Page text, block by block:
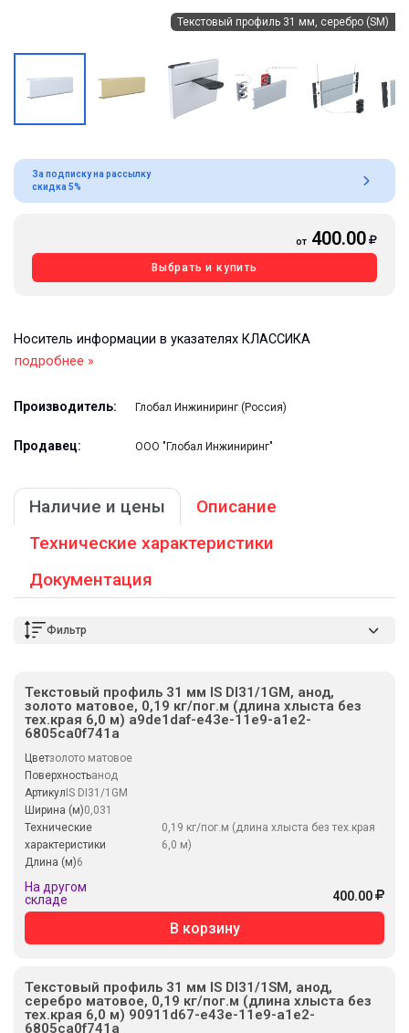
Текстовый профиль 31 мм, серебро (SM)
За подписку на рассылку
скидка 5%
от 400.00
Выбрать и купить
Носитель информации в указателях КЛАССИКА
подробнее »
Производитель: Глобал Инжиниринг (Россия)
Продавец: ООО "Глобал Инжиниринг"
Наличие и цены
Описание
Технические характеристики
Документация
Фильтр
Текстовый профиль 31 мм IS DI31/1GM, анод,
золото матовое, 0,19 кг/пог.м (длина хлыста без
тех.края 6,0 м) a9de1daf-e43e-11e9-a1e2-
6805ca0f741a
Цветзолото матовое
Поверхностьанод
Артикул IS DI31/1GM
Ширина (м)0,031
Технические
характеристики
0,19 кг/пог.м (длина хлыста без тех.края
6,0 м)
Длина (м)6
На другом
складе
400.00
В корзину
Текстовый профиль 31 мм IS DI31/1SM, анод,
серебро матовое, 0,19 кг/пог.м (длина хлыста без
тех.края 6,0 м) 90911d67-e43e-11e9-a1e2-
6805ca0f741a